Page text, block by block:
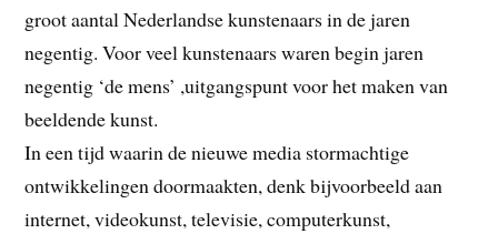
groot aantal Nederlandse kunstenaars in de jaren
negentig. Voor veel kunstenaars waren begin jaren
negentig ‘de mens’ ,uitgangspunt voor het maken van
beeldende kunst.
In een tijd waarin de nieuwe media stormachtige
ontwikkelingen doormaakten, denk bijvoorbeeld aan
internet, videokunst, televisie, computerkunst,